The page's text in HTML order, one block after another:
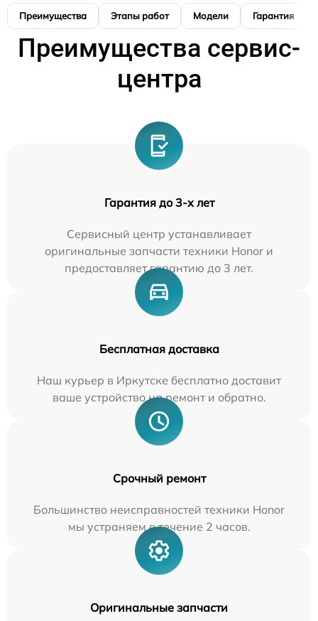
Преимущества Этапы работ Модели Гарантия
Преимущества сервис-
центра
Гарантия до 3-х лет
Сервисный центр устанавливает
оригинальные запчасти техники Honor и
предоставляет гарантию до 3 лет.
Бесплатная доставка
Наш курьер в Иркутске бесплатно доставит
ваше устройство на ремонт и обратно.
Срочный ремонт
Большинство неисправностей техники Honor
мы устраняем в течение 2 часов.
Оригинальные запчасти